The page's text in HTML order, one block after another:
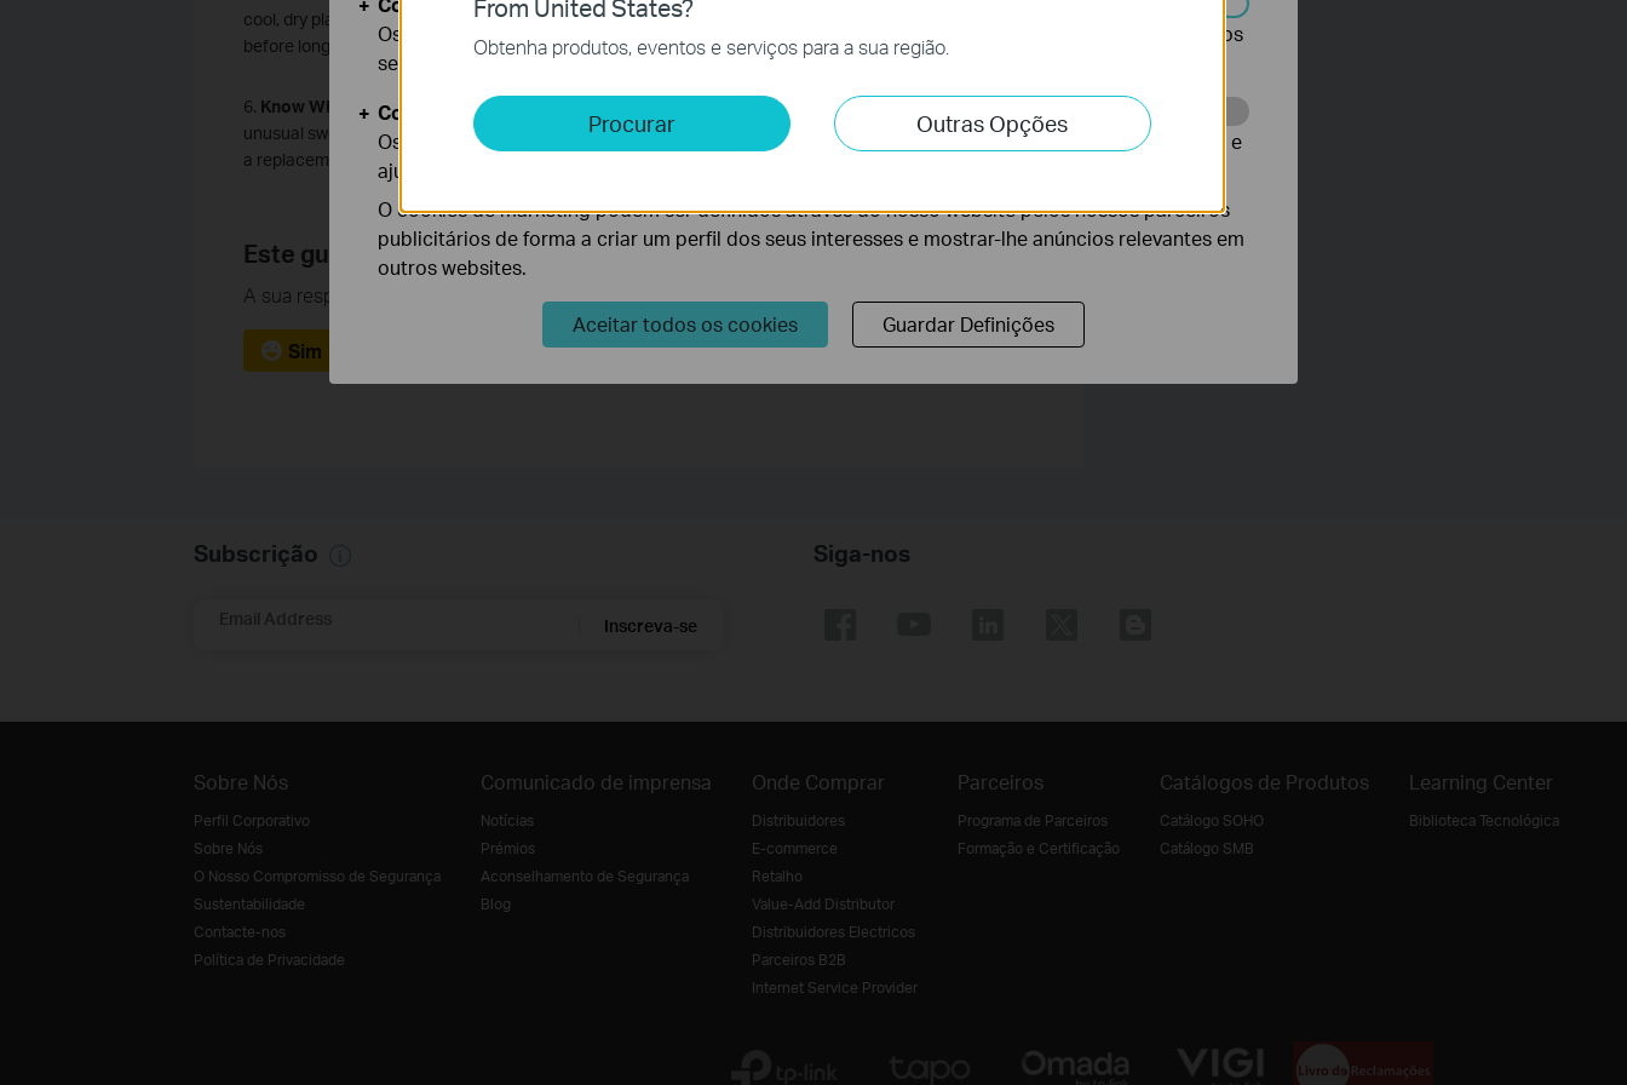
cool, dry place. It is recommended to charge regularly (every 1-2 months) and to charge to about 60%
before long-term storage. This practice helps maintain healthy battery chemistry.
6. Know When to Replace
: Batteries have a finite lifespan. If you experience diminished performance or
unusual swelling or find that your device shuts off unexpectedly even when charged, it’s time to consider
a replacement. Continuing to use a compromised battery can be hazardous.
Este guia foi útil?
A sua resposta ajuda-nos a melhorar o nosso site.
Sim
Subscrição
Email Address Inscreva-se
Siga-nos
Sobre Nós
Perfil Corporativo
Sobre Nós
O Nosso Compromisso de Segurança
Sustentabilidade
Contacte-nos
Política de Privacidade
Comunicado de imprensa
Notícias
Prémios
Aconselhamento de Segurança
Blog
Onde Comprar
Distribuidores
E-commerce
Retalho
Value-Add Distributor
Distribuidores Electricos
Parceiros B2B
Internet Service Provider
Parceiros
Programa de Parceiros
Formação e Certificação
Catálogos de Produtos
Catálogo SOHO
Catálogo SMB
Learning Center
Biblioteca Tecnológica
From United States?
Obtenha produtos, eventos e serviços para a sua região.
Procurar Outras Opções
Os cookies são necessários para o funcionamento do website e não podem ser desativados nos
seus sistemas.
Cookies de Análise e Marketing
Os cookies de analise permite-nos analisar as suas atividades no nosso website para melhorar e
ajustar a funcionalidade do nosso website.
O cookies de marketing podem ser definidos através do nosso website pelos nossos parceiros
publicitários de forma a criar um perfil dos seus interesses e mostrar-lhe anúncios relevantes em
outros websites.
Aceitar todos os cookies Guardar Definições